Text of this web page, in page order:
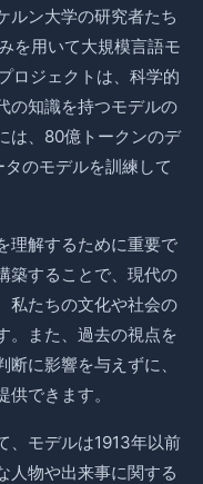
ルン大学の研究者たち
を用いて大規模言語モ
ロジェクトは、科学的
の知識を持つモデルの
は、80億トークンのデ
のモデルを訓練して
理解するために重要で
築することで、現代の
私たちの文化や社会の
。また、過去の視点を
に影響を与えずに、
できます。
、モデルは1913年以前
人物や出来事に関する